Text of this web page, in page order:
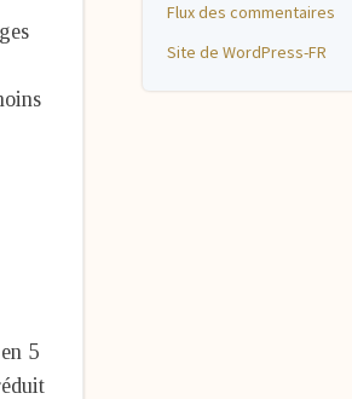
5
Flux des commentaires
Site de WordPress-FR